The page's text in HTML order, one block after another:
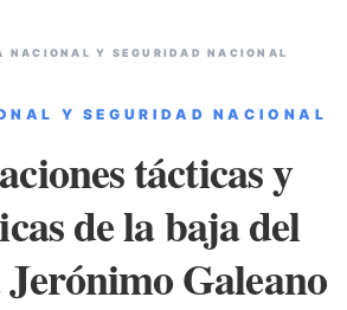
NACIONAL Y SEGURIDAD NACIONAL
Y SEGURIDAD NACIONAL
tácticas y
de la baja del
Galeano